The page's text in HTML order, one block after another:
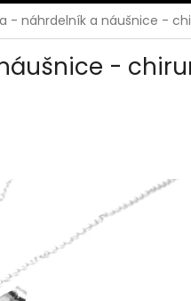
- náhrdelník a náušnice -
-